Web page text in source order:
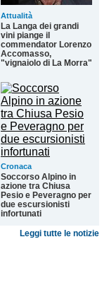
Attualità
La Langa dei grandi
vini piange il
commendator Lorenzo
Accomasso,
"vignaiolo di La Morra"
Cronaca
Soccorso Alpino in
azione tra Chiusa
Pesio e Peveragno per
due escursionisti
infortunati
Leggi tutte le notizie